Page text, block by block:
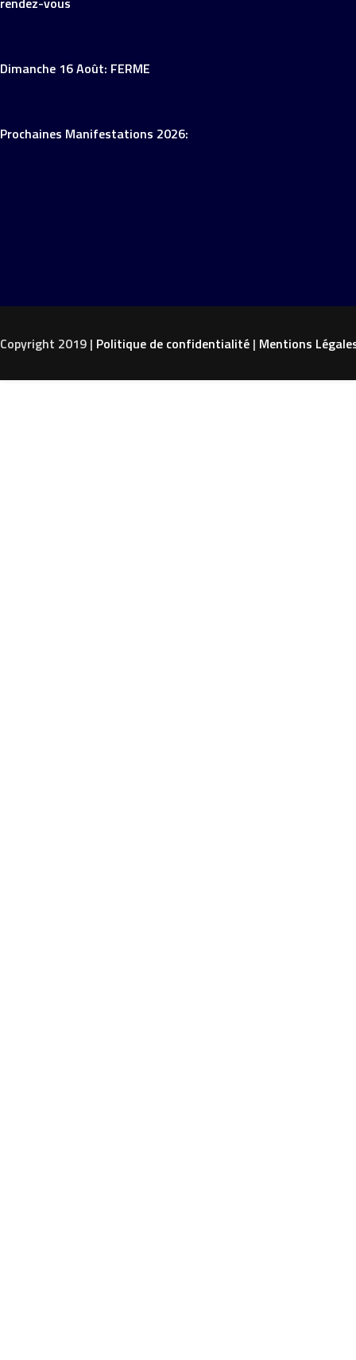
Dimanche 16 Août: FERME
Prochaines Manifestations 2026:
Copyright 2019 | Politique de confidentialité | Mentions